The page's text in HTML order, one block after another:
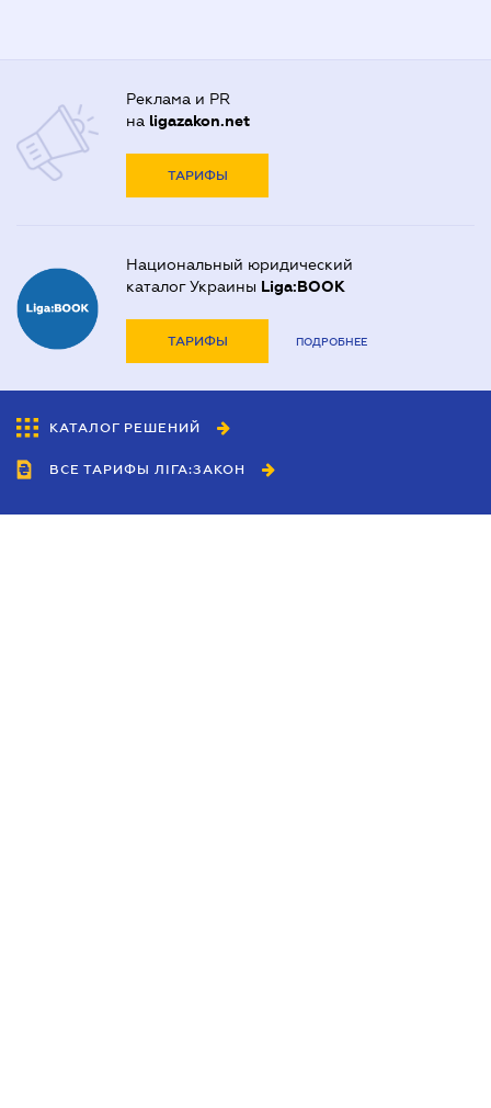
Реклама и PR
на ligazakon.net
ТАРИФЫ
Национальный юридический
каталог Украины Liga:BOOK
ТАРИФЫ ПОДРОБНЕЕ
КАТАЛОГ РЕШЕНИЙ
ВСЕ ТАРИФЫ ЛІГА:ЗАКОН